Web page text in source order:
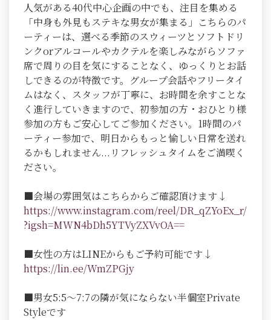
人気がある40代中心企画の中でも、注目を集める
「中身も外見もステキな男女が集まる」こちらのパ
ーティーは、選べる季節のスウィーツとソフトドリ
ンクorアルコールやカクテルを楽しみながらソファ
席で周りの目を気にすることなく、ゆっくりとお話
しできるのが特徴です。グループ会話やフリータイ
ムはなく、スタッフが丁寧に、お時間を余すことな
く進行していきますので、初参加の方・おひとり様
参加の方もご安心してご参加ください。1時間のパ
ーティー参加で、明日からもっと愉しい日常を送れ
るかもしれません...リフレッシュタイムをご満喫く
ださい。
■会場の雰囲気はこちらからご確認頂けます↓
https://www.instagram.com/reel/DR_qZYoEx_r/
?igsh=MWN4bDh5YTVyZXVvOA==
■女性の方はLINEからもご予約可能です↓
https://lin.ee/WmZPGjy
■男女5:5～7:7の隣が気にならない半個室Private
Styleです